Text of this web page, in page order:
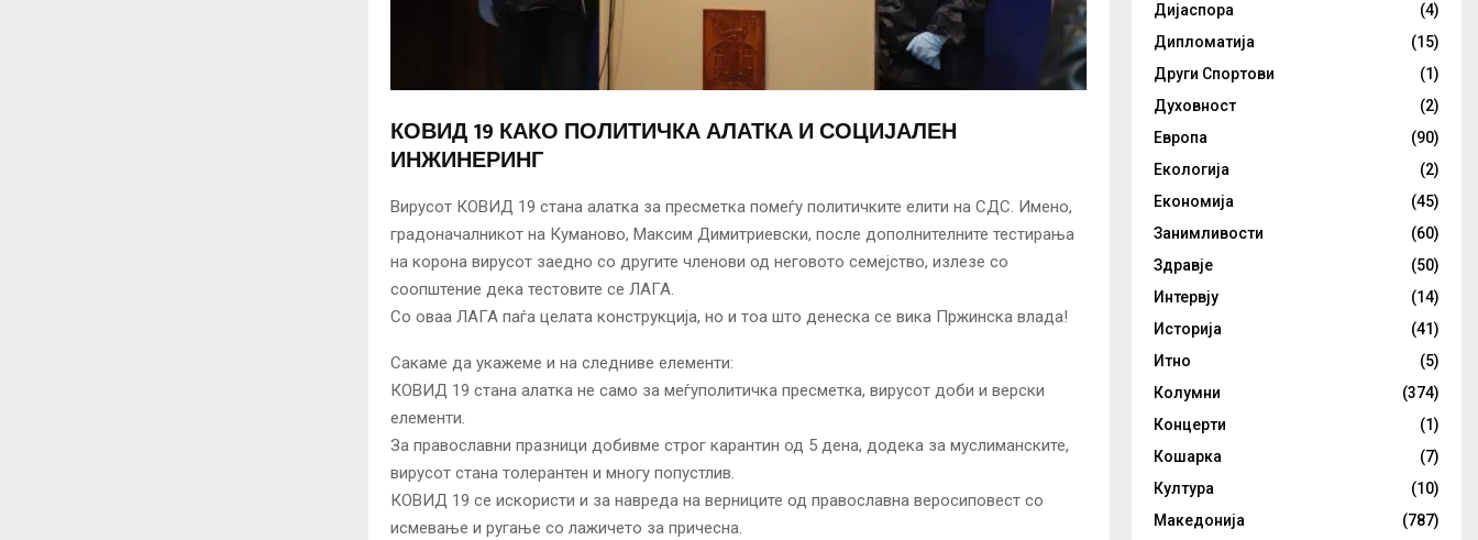
КОВИД 19 КАКО ПОЛИТИЧКА АЛАТКА И СОЦИЈАЛЕН
ИНЖИНЕРИНГ
Вирусот КОВИД 19 стана алатка за пресметка помеѓу политичките елити на СДС. Имено,
градоначалникот на Куманово, Максим Димитриевски, после дополнителните тестирања
на корона вирусот заедно со другите членови од неговото семејство, излезе со
соопштение дека тестовите се ЛАГА.
Со оваа ЛАГА паѓа целата конструкција, но и тоа што денеска се вика Пржинска влада!
Сакаме да укажеме и на следниве елементи:
КОВИД 19 стана алатка не само за меѓуполитичка пресметка, вирусот доби и верски
елементи.
За православни празници добивме строг карантин од 5 дена, додека за муслиманските,
вирусот стана толерантен и многу попустлив.
КОВИД 19 се искористи и за навреда на верниците од православна веросиповест со
исмевање и ругање со лажичето за причесна.
Дијаспора
(4)
Дипломатија
(15)
Други Спортови
(1)
Духовност
(2)
Европа
(90)
Екологија
(2)
Економија
(45)
Занимливости
(60)
Здравје
(50)
Интервју
(14)
Историја
(41)
Итно
(5)
Колумни
(374)
Концерти
(1)
Кошарка
(7)
Култура
(10)
Македонија
(787)